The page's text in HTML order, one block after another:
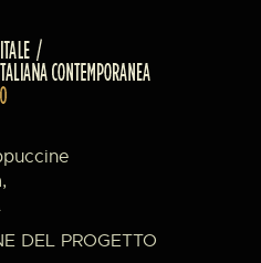
DEL PROGETTO